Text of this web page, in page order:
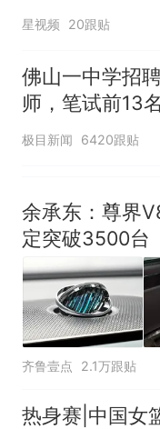
风口未延伸到
星视频 20跟贴
佛山一中学招
师，笔试前13
汰？教育局：已
极目新闻 6420跟贴
余承东：尊界
定突破3500台
齐鲁壹点 2.1万跟贴
热身赛|中国女